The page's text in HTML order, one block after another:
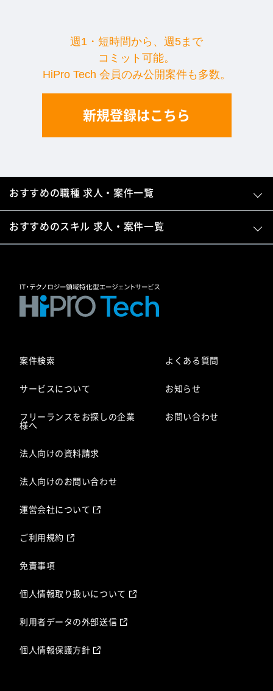
週1・短時間から、週5まで
コミット可能。
HiPro Tech 会員のみ公開案件も多数。
新規登録はこちら
おすすめの職種 求人・案件一覧
おすすめのスキル 求人・案件一覧
案件検索
サービスについて
フリーランスをお探しの企業
様へ
法人向けの資料請求
法人向けのお問い合わせ
よくある質問
お知らせ
お問い合わせ
運営会社について
ご利用規約
免責事項
個人情報取り扱いについて
利用者データの外部送信
個人情報保護方針